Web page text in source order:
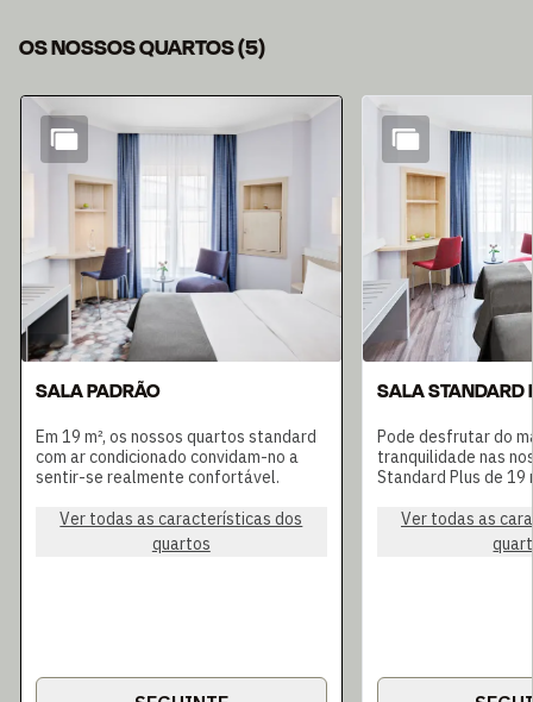
OS NOSSOS QUARTOS(5)
Diapositivo 1 de 5
SALA PADRÃO
Em 19 m², os nossos quartos standard
com ar condicionado convidam-no a
sentir-se realmente confortável.
Ver todas as características dos
quartos
SALA STANDARD
Pode desfrutar do
tranquilidade nas
Standard Plus de 19
Ver todas as